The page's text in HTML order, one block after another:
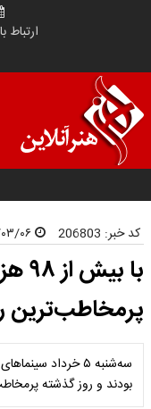
ارتباط
کد خبر: 206803
با
پرمخاطب‌ترین
بودند و روز گذشته